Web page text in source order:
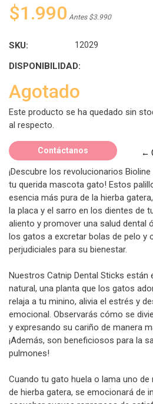
$1.990 Antes $3.990
SKU: 12029
DISPONIBILIDAD:
Agotado
Este producto se ha quedado sin
al respecto.
Contáctanos ←
¡Descubre los revolucionarios
tu querida mascota gato! Estos
esencia más pura de la hierba
la placa y el sarro en los dientes de
aliento y promover una salud dental
los gatos a excretar bolas de pelo y
perjudiciales para su bienestar.
Nuestros Catnip Dental Sticks están
natural, una planta que los gatos
relaja a tu minino, alivia el estrés y
emocional. Observarás cómo se
y expresando su cariño de manera
¡Además, son beneficiosos para la
pulmones!
Cuando tu gato huela o lama uno
de hierba gatera, se emocionará de